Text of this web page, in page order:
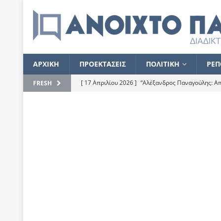
ΑΡΧΙΚΗ ΠΡΟΕΚΤΑΣΕΙΣ ΠΟΛΙΤΙΚΗ
FRESH [ 17 Απριλίου 2026 ] “Αλέξανδρος Παναγούλης: